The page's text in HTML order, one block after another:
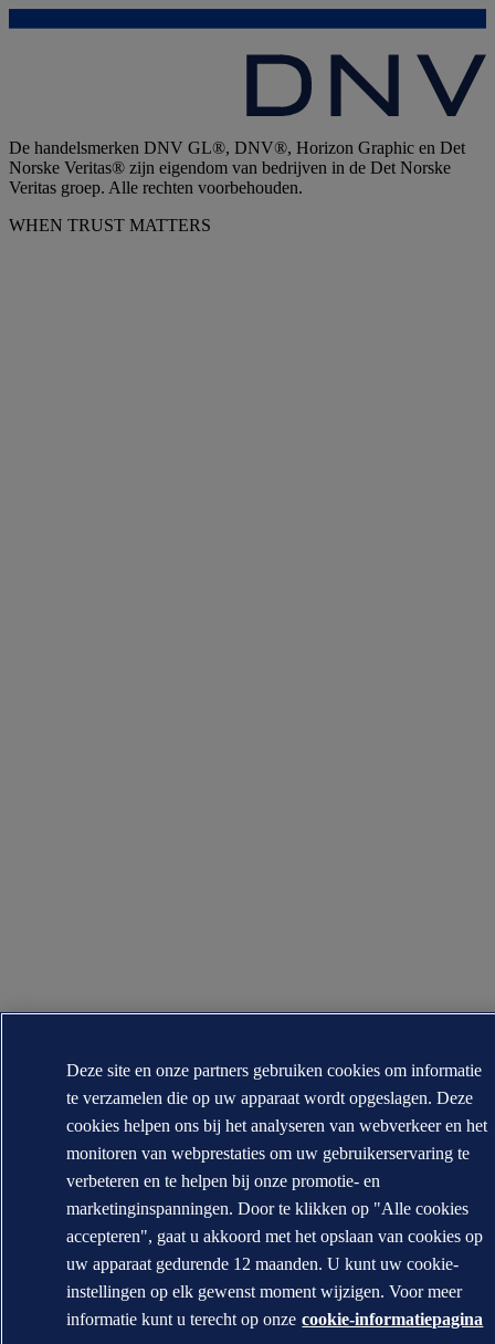
De handelsmerken DNV GL®, DNV®, Horizon Graphic en Det
Norske Veritas® zijn eigendom van bedrijven in de Det Norske
Veritas groep. Alle rechten voorbehouden.
WHEN TRUST MATTERS
Deze site en onze partners gebruiken cookies om informatie
te verzamelen die op uw apparaat wordt opgeslagen. Deze
cookies helpen ons bij het analyseren van webverkeer en het
monitoren van webprestaties om uw gebruikerservaring te
verbeteren en te helpen bij onze promotie- en
marketinginspanningen. Door te klikken op "Alle cookies
accepteren", gaat u akkoord met het opslaan van cookies op
uw apparaat gedurende 12 maanden. U kunt uw cookie-
instellingen op elk gewenst moment wijzigen. Voor meer
informatie kunt u terecht op onze cookie-informatiepagina